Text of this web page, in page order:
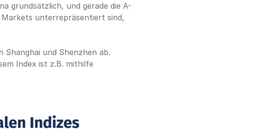
grundsätzlich, und gerade die A-
Markets unterrepräsentiert sind,
und Shenzhen ab.